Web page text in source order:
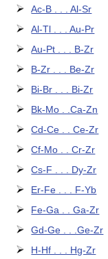
Ac-B . . . Al-Sr
Al-Tl . . . Au-Pr
Au-Pt . . . B-Zr
B-Zr . . . Be-Zr
Bi-Br . . . Bi-Zr
Bk-Mo . .Ca-Zn
Cd-Ce . . Ce-Zr
Cf-Mo . . Cr-Zr
Cs-F . . . Dy-Zr
Er-Fe . . . F-Yb
Fe-Ga . . Ga-Zr
Gd-Ge . . .Ge-Zr
H-Hf . . . Hg-Zr